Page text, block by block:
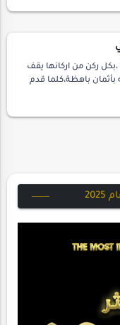
،تطلبون مني أن
ركن من اركانها يقف
بأثمان باهظة،كلما قدم
أحلامي …